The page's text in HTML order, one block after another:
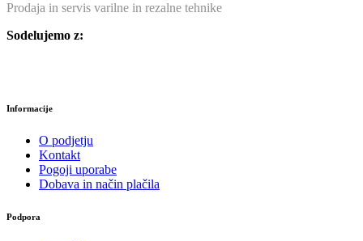
Prodaja in servis varilne in rezalne tehnike
Sodelujemo z:
Informacije
O podjetju
Kontakt
Pogoji uporabe
Dobava in način plačila
Podpora